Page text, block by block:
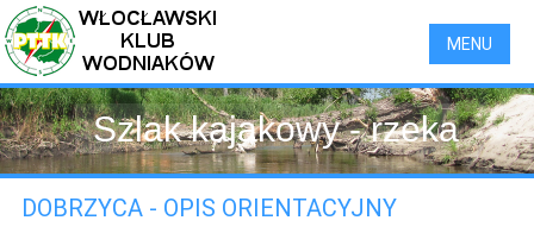
MENU
Szlak kajakowy - rzeka
Dobrzyca
DOBRZYCA - OPIS ORIENTACYJNY